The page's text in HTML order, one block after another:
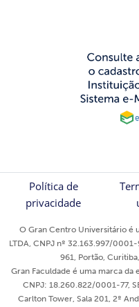
Política de
privacidade
O Gran Centro Universitário é
LTDA, CNPJ nº 32.163.997/
961, Portão,
Gran Faculdade é uma marca da
CNPJ: 18.260.822/0001-77,
Carlton Tower, Sala 201, 2º